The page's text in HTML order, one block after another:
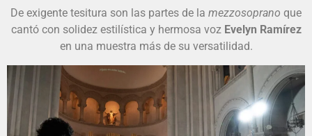
De exigente tesitura son las partes de la mezzosoprano que
cantó con solidez estilística y hermosa voz Evelyn Ramírez
en una muestra más de su versatilidad.